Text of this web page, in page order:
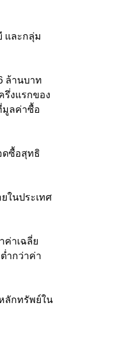
และกลุ่ม
ล้านบาท
รึ่งแรกของ
มูลค่าซื้อ
ดซื้อสุทธิ
ในประเทศ
ค่าเฉลี่ย
ำกว่าค่า
ลักทรัพย์ใน